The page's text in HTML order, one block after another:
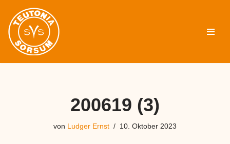
Zum
Inhalt
springen
200619 (3)
von Ludger Ernst 10. Oktober 2023